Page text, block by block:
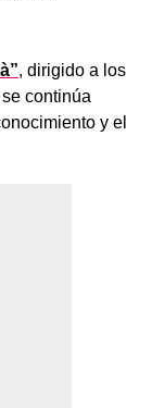
, dirigido a los
continúa
y el